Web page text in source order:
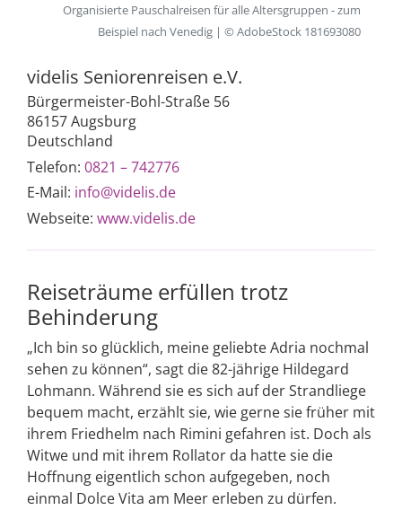
Organisierte Pauschalreisen für alle Altersgruppen - zum
Beispiel nach Venedig | © AdobeStock 181693080
videlis Seniorenreisen e.V.
Bürgermeister-Bohl-Straße 56
86157 Augsburg
Deutschland
Telefon: 0821 – 742776
E-Mail: info@videlis.de
Webseite: www.videlis.de
Reiseträume erfüllen trotz
Behinderung
„Ich bin so glücklich, meine geliebte Adria nochmal
sehen zu können“, sagt die 82-jährige Hildegard
Lohmann. Während sie es sich auf der Strandliege
bequem macht, erzählt sie, wie gerne sie früher mit
ihrem Friedhelm nach Rimini gefahren ist. Doch als
Witwe und mit ihrem Rollator da hatte sie die
Hoffnung eigentlich schon aufgegeben, noch
einmal Dolce Vita am Meer erleben zu dürfen.